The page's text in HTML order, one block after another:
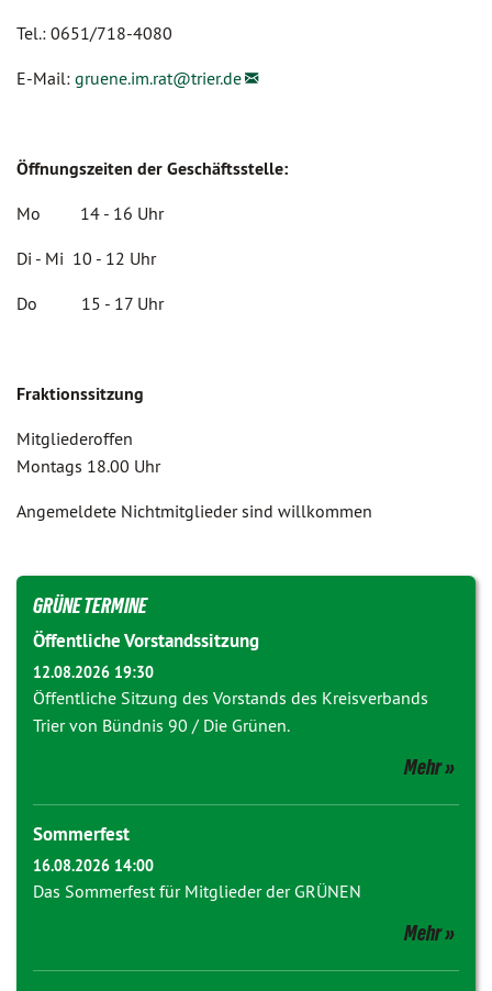
Tel.: 0651/718-4080
E-Mail: gruene.im.rat@trier.de
Öffnungszeiten der Geschäftsstelle:
Mo 14 - 16 Uhr
Di - Mi 10 - 12 Uhr
Do 15 - 17 Uhr
Fraktionssitzung
Mitgliederoffen
Montags 18.00 Uhr
Angemeldete Nichtmitglieder sind willkommen
GRÜNE TERMINE
Öffentliche Vorstandssitzung
12.08.2026 19:30
Öffentliche Sitzung des Vorstands des Kreisverbands
Trier von Bündnis 90 / Die Grünen.
Mehr
Sommerfest
16.08.2026 14:00
Das Sommerfest für Mitglieder der GRÜNEN
Mehr